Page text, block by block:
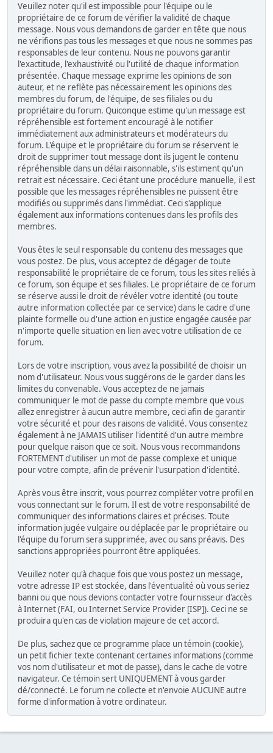
Veuillez noter qu'il est impossible pour l'équipe ou le
propriétaire de ce forum de vérifier la validité de chaque
message. Nous vous demandons de garder en tête que nous
ne vérifions pas tous les messages et que nous ne sommes pas
responsables de leur contenu. Nous ne pouvons garantir
l'exactitude, l'exhaustivité ou l'utilité de chaque information
présentée. Chaque message exprime les opinions de son
auteur, et ne reflète pas nécessairement les opinions des
membres du forum, de l'équipe, de ses filiales ou du
propriétaire du forum. Quiconque estime qu'un message est
répréhensible est fortement encouragé à le notifier
immédiatement aux administrateurs et modérateurs du
forum. L'équipe et le propriétaire du forum se réservent le
droit de supprimer tout message dont ils jugent le contenu
répréhensible dans un délai raisonnable, s'ils estiment qu'un
retrait est nécessaire. Ceci étant une procédure manuelle, il est
possible que les messages répréhensibles ne puissent être
modifiés ou supprimés dans l'immédiat. Ceci s'applique
également aux informations contenues dans les profils des
membres.
Vous êtes le seul responsable du contenu des messages que
vous postez. De plus, vous acceptez de dégager de toute
responsabilité le propriétaire de ce forum, tous les sites reliés à
ce forum, son équipe et ses filiales. Le propriétaire de ce forum
se réserve aussi le droit de révéler votre identité (ou toute
autre information collectée par ce service) dans le cadre d'une
plainte formelle ou d'une action en justice engagée causée par
n'importe quelle situation en lien avec votre utilisation de ce
forum.
Lors de votre inscription, vous avez la possibilité de choisir un
nom d'utilisateur. Nous vous suggérons de le garder dans les
limites du convenable. Vous acceptez de ne jamais
communiquer le mot de passe du compte membre que vous
allez enregistrer à aucun autre membre, ceci afin de garantir
votre sécurité et pour des raisons de validité. Vous consentez
également à ne JAMAIS utiliser l'identité d'un autre membre
pour quelque raison que ce soit. Nous vous recommandons
FORTEMENT d'utiliser un mot de passe complexe et unique
pour votre compte, afin de prévenir l'usurpation d'identité.
Après vous être inscrit, vous pourrez compléter votre profil en
vous connectant sur le forum. Il est de votre responsabilité de
communiquer des informations claires et précises. Toute
information jugée vulgaire ou déplacée par le propriétaire ou
l'équipe du forum sera supprimée, avec ou sans préavis. Des
sanctions appropriées pourront être appliquées.
Veuillez noter qu'à chaque fois que vous postez un message,
votre adresse IP est stockée, dans l'éventualité où vous seriez
banni ou que nous devions contacter votre fournisseur d'accès
à Internet (FAI, ou Internet Service Provider [ISP]). Ceci ne se
produira qu'en cas de violation majeure de cet accord.
De plus, sachez que ce programme place un témoin (cookie),
un petit fichier texte contenant certaines informations (comme
vos nom d'utilisateur et mot de passe), dans le cache de votre
navigateur. Ce témoin sert UNIQUEMENT à vous garder
dé/connecté. Le forum ne collecte et n'envoie AUCUNE autre
forme d'information à votre ordinateur.